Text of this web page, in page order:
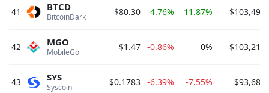
41 BitcoinDark
BTCD $80.30 4.76% 11.87%
42 MobileGo
MGO $1.47 -0.86% 0%
43 Syscoin
SYS $0.1783 -6.39% -7.55%